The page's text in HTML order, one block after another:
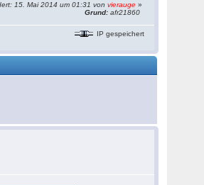
15. Mai 2014 um 01:31 vonvierauge »
Grund: afr21860
IP gespeichert